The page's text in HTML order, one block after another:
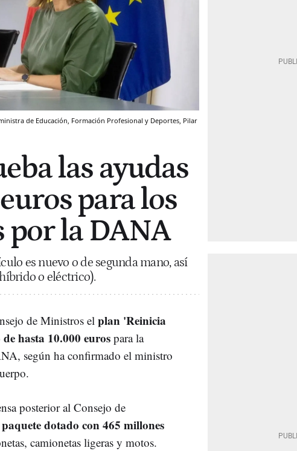
de Educación, Formación Profesional y Deportes, Pilar
las ayudas
para los
por la DANA
es nuevo o de segunda mano, así
o eléctrico).
de Ministros el plan 'Reinicia
hasta 10.000 euros para la
según ha confirmado el ministro
posterior al Consejo de
paquete dotado con 465 millones
camionetas ligeras y motos.